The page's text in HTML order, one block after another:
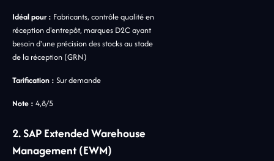
Idéal pour : Fabricants, contrôle qualité en
réception d'entrepôt, marques D2C ayant
besoin d'une précision des stocks au stade
de la réception (GRN)
Tarification : Sur demande
Note : 4,8/5
2. SAP Extended Warehouse
Management (EWM)